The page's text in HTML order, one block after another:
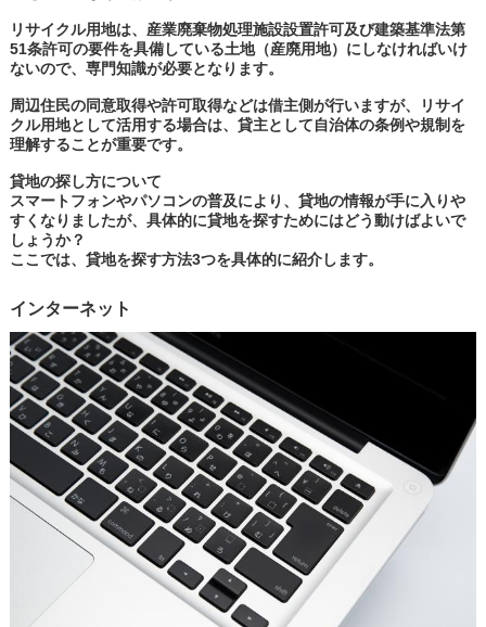
リサイクル用地は、産業廃棄物処理施設設置許可及び建築基準法第
51条許可の要件を具備している土地（産廃用地）にしなければいけ
ないので、専門知識が必要となります。
周辺住民の同意取得や許可取得などは借主側が行いますが、リサイ
クル用地として活用する場合は、貸主として自治体の条例や規制を
理解することが重要です。
貸地の探し方について
スマートフォンやパソコンの普及により、貸地の情報が手に入りや
すくなりましたが、具体的に貸地を探すためにはどう動けばよいで
しょうか？
ここでは、貸地を探す方法3つを具体的に紹介します。
インターネット